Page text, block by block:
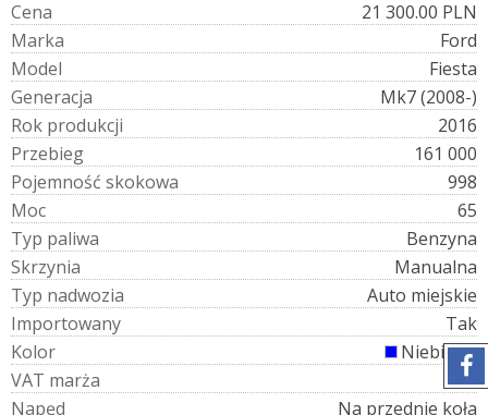
Cena
21 300.00 PLN
Marka
Ford
Model
Fiesta
Generacja
Mk7 (2008-)
Rok produkcji
2016
Przebieg
161 000
Pojemność skokowa
998
Moc
65
Typ paliwa
Benzyna
Skrzynia
Manualna
Typ nadwozia
Auto miejskie
Importowany
Tak
Kolor
Niebieski
VAT marża
Tak
Napęd
Na przednie koła